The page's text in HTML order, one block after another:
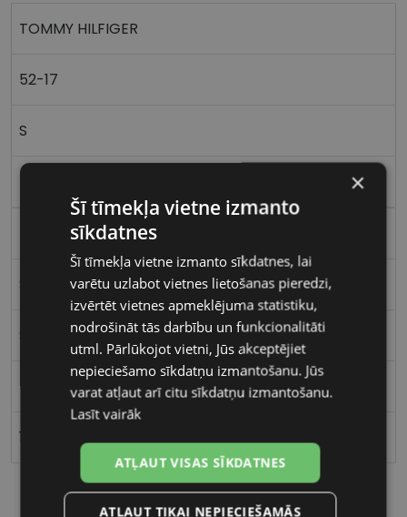
TOMMY HILFIGER
52-17
S
Plastmasa
Stūrains
Sievietēm
52
17
×
Šī tīmekļa vietne izmanto
sīkdatnes
Šī tīmekļa vietne izmanto sīkdatnes, lai
varētu uzlabot vietnes lietošanas pieredzi,
izvērtēt vietnes apmeklējuma statistiku,
nodrošināt tās darbību un funkcionalitāti
utml. Pārlūkojot vietni, Jūs akceptējiet
nepieciešamo sīkdatņu izmantošanu. Jūs
varat atļaut arī citu sīkdatņu izmantošanu.
Lasīt vairāk
ATĻAUT VISAS SĪKDATNES
ATĻAUT TIKAI NEPIECIEŠAMĀS